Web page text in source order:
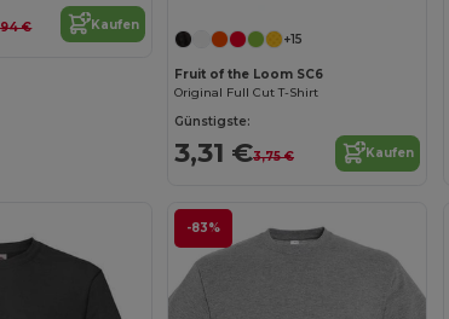
€ Kaufen
+15
Fruit of the Loom SC6
Original Full Cut T-Shirt
Günstigste:
3,31 €3,75 € Kaufen
-83%